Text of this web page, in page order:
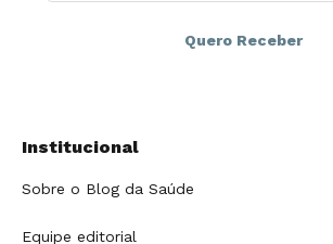
Institucional
Sobre o Blog da Saúde
Equipe editorial